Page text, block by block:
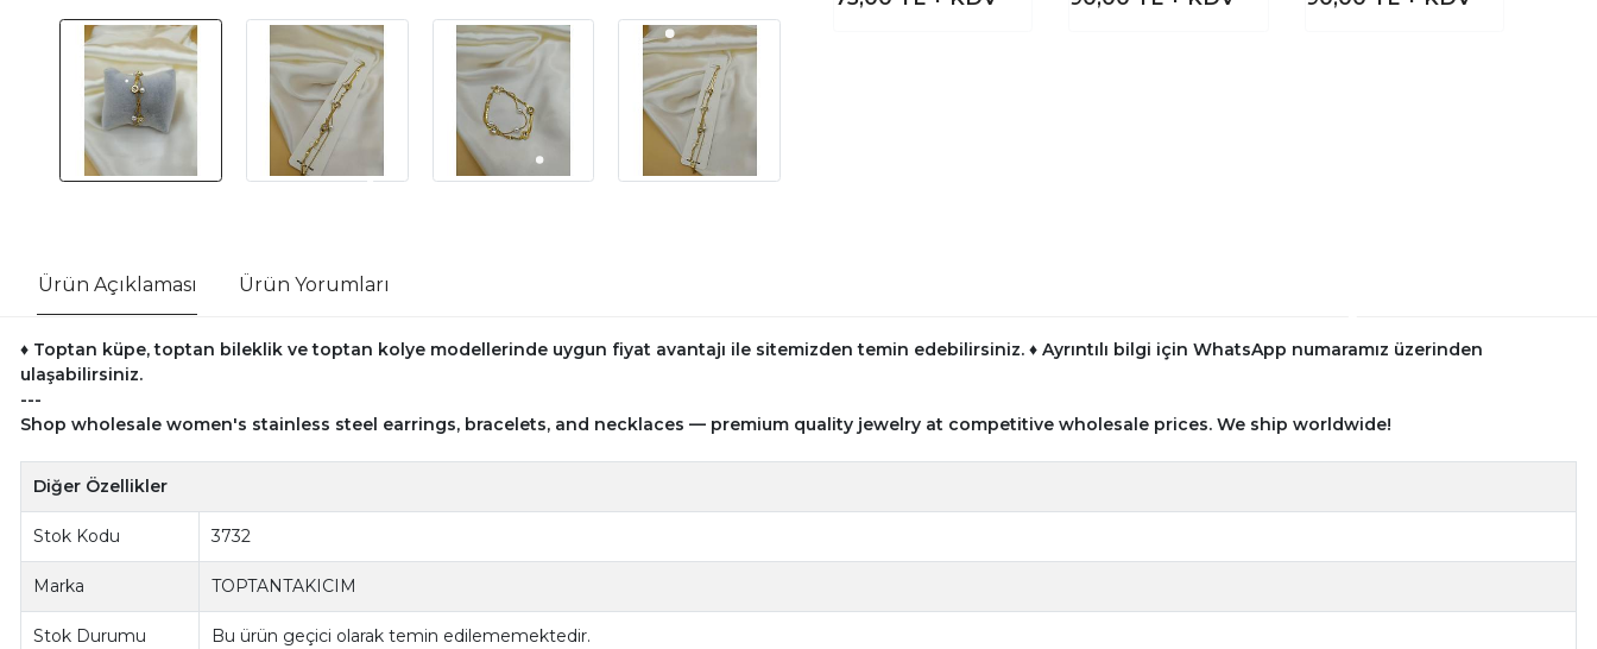
Ürün Açıklaması Ürün Yorumları
♦ Toptan küpe, toptan bileklik ve toptan kolye modellerinde uygun fiyat avantajı ile sitemizden temin edebilirsiniz. ♦ Ayrıntılı bilgi için WhatsApp numaramız üzerinden
ulaşabilirsiniz.
---
Shop wholesale women's stainless steel earrings, bracelets, and necklaces — premium quality jewelry at competitive wholesale prices. We ship worldwide!
Diğer Özellikler
Stok Kodu 3732
Marka TOPTANTAKICIM
Stok Durumu Bu ürün geçici olarak temin edilememektedir.